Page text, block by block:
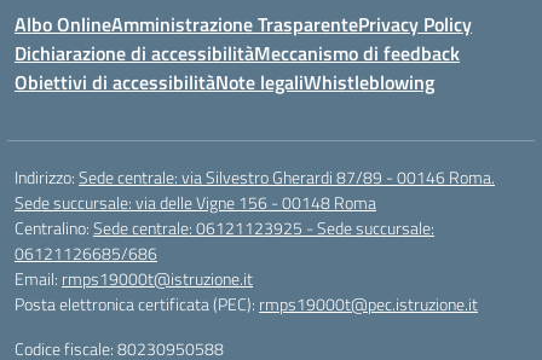
Albo OnlineAmministrazione TrasparentePrivacy Policy
Dichiarazione di accessibilitàMeccanismo di feedback
Obiettivi di accessibilitàNote legaliWhistleblowing
Indirizzo:Sede centrale: via Silvestro Gherardi 87/89 - 00146 Roma.
Sede succursale: via delle Vigne 156 - 00148 Roma
Centralino:Sede centrale: 06121123925 - Sede succursale:
06121126685/686
Email: rmps19000t@istruzione.it
Posta elettronica certificata (PEC): rmps19000t@pec.istruzione.it
Codice fiscale: 80230950588